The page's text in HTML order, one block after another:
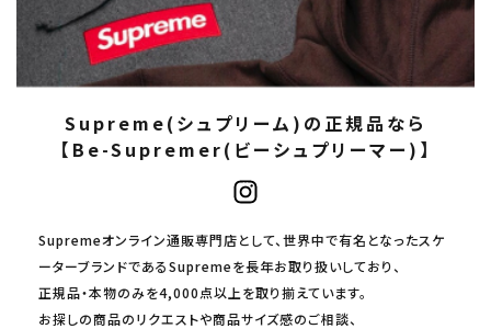
Supreme(シュプリーム)の正規品なら
【Be-Supremer(ビーシュプリーマー)】
Supremeオンライン通販専門店として、世界中で有名となったスケ
ーターブランドであるSupremeを長年お取り扱いしており、
正規品・本物のみを4,000点以上を取り揃えています。
お探しの商品のリクエストや商品サイズ感のご相談、